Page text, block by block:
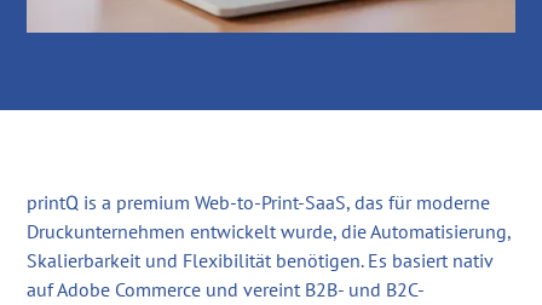
printQ is a premium Web-to-Print-SaaS, das für moderne
Druckunternehmen entwickelt wurde, die Automatisierung,
Skalierbarkeit und Flexibilität benötigen. Es basiert nativ
auf Adobe Commerce und vereint B2B- und B2C-